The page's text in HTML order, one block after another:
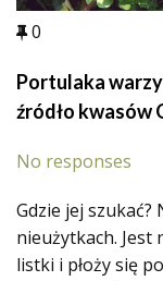
0
Portulaka
źródło kwasów
No responses
Gdzie jej
nieużytkach. Jest
listki i płoży się